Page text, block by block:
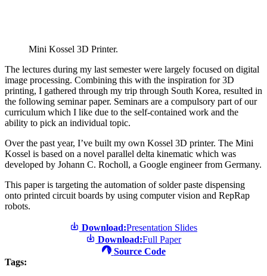
Mini Kossel 3D Printer.
The lectures during my last semester were largely focused on digital
image processing. Combining this with the inspiration for 3D
printing, I gathered through my trip through South Korea, resulted in
the following seminar paper. Seminars are a compulsory part of our
curriculum which I like due to the self-contained work and the
ability to pick an individual topic.
Over the past year, I’ve built my own Kossel 3D printer. The Mini
Kossel is based on a novel parallel delta kinematic which was
developed by Johann C. Rocholl, a Google engineer from Germany.
This paper is targeting the automation of solder paste dispensing
onto printed circuit boards by using computer vision and RepRap
robots.
Download:Presentation Slides
Download:Full Paper
Source Code
Tags: